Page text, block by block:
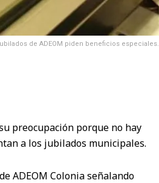
de ADEOM piden beneficios especiales.
preocupación porque no hay
a los jubilados municipales.
ADEOM Colonia señalando